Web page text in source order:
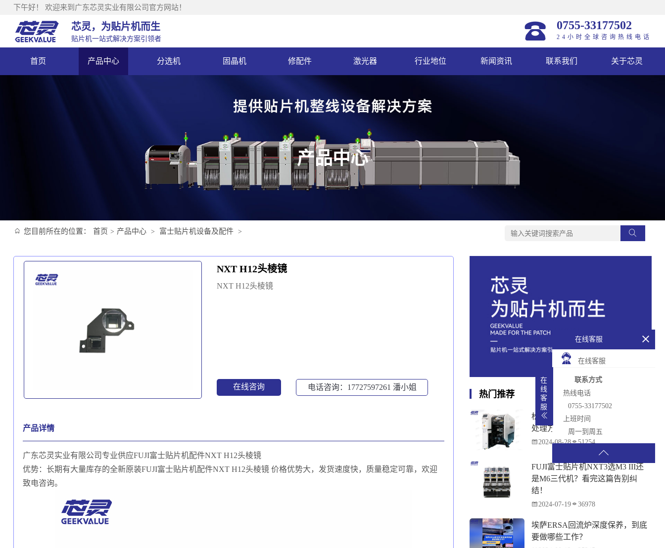
下午好！ 欢迎来到广东芯灵实业有限公司官方网站！
芯灵，为贴片机而生
贴片机一站式解决方案引领者
0755-33177502
24小时全球咨询热线电话
首页 产品中心 分选机 固晶机 修配件 激光器 行业地位 新闻资讯 联系我们 关于芯灵
产品中心
您目前所在的位置： 首页 > 产品中心 > 富士贴片机设备及配件 >
NXT H12头棱镜
NXT H12头棱镜
在线咨询 电话咨询：17727597261 潘小姐
产品详情
广东芯灵实业有限公司专业供应FUJI富士贴片机配件NXT H12头棱镜
优势：长期有大量库存的全新原装FUJI富士贴片机配件NXT H12头棱镜 价格优势大，发货速度快，质量稳定可靠，欢迎
致电咨询。
热门推荐
松下贴片机PCB传输不畅的原因与
处理方法
2024-08-28 51254
FUJI富士贴片机NXT3选M3 III还
是M6三代机？看完这篇告别纠
结！
2024-07-19 36978
埃萨ERSA回流炉深度保养，到底
要做哪些工作？
在线客服
在线客服
联系方式
热线电话
0755-33177502
上班时间
周一到周五
在
线
客
服